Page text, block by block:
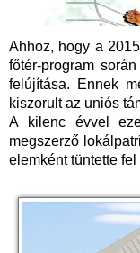
Ahhoz, hogy a
főtér-program
felújítása. Ennek
kiszorult az uniós
A kilenc évvel
megszerző
elemként tüntette